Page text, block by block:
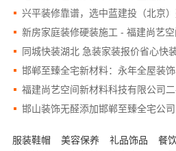
同城快装湖北 急装家装报价省心快
邯郸至臻全宅新材料：永年全屋装
邯山装饰无醛添加邯郸至臻全宅公司
服装鞋帽 美容保养 礼品饰品 餐